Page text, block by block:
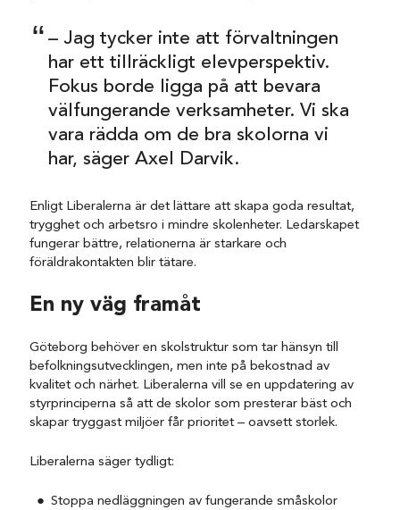
– Jag tycker inte att förvaltningen
har ett tillräckligt elevperspektiv.
Fokus borde ligga på att bevara
välfungerande verksamheter. Vi ska
vara rädda om de bra skolorna vi
har, säger Axel Darvik.
Enligt Liberalerna är det lättare att skapa goda resultat,
trygghet och arbetsro i mindre skolenheter. Ledarskapet
fungerar bättre, relationerna är starkare och
föräldrakontakten blir tätare.
En ny väg framåt
Göteborg behöver en skolstruktur som tar hänsyn till
befolkningsutvecklingen, men inte på bekostnad av
kvalitet och närhet. Liberalerna vill se en uppdatering av
styrprinciperna så att de skolor som presterar bäst och
skapar tryggast miljöer får prioritet – oavsett storlek.
Liberalerna säger tydligt:
Stoppa nedläggningen av fungerande småskolor